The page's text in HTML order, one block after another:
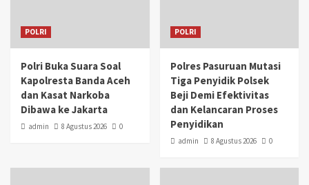
POLRI
Polri Buka Suara Soal
Kapolresta Banda Aceh
dan Kasat Narkoba
Dibawa ke Jakarta
admin 8 Agustus 2026 0
POLRI
Polres Pasuruan Mutasi
Tiga Penyidik Polsek
Beji Demi Efektivitas
dan Kelancaran Proses
Penyidikan
admin 8 Agustus 2026 0